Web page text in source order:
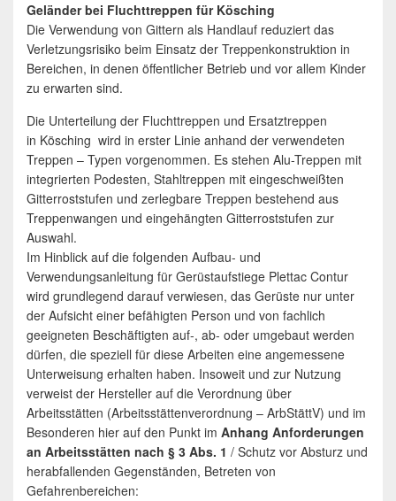
Geländer bei Fluchttreppen für Kösching
Die Verwendung von Gittern als Handlauf reduziert das
Verletzungsrisiko beim Einsatz der Treppenkonstruktion in
Bereichen, in denen öffentlicher Betrieb und vor allem Kinder
zu erwarten sind.
Die Unterteilung der Fluchttreppen und Ersatztreppen
in Kösching wird in erster Linie anhand der verwendeten
Treppen – Typen vorgenommen. Es stehen Alu-Treppen mit
integrierten Podesten, Stahltreppen mit eingeschweißten
Gitterroststufen und zerlegbare Treppen bestehend aus
Treppenwangen und eingehängten Gitterroststufen zur
Auswahl.
Im Hinblick auf die folgenden Aufbau- und
Verwendungsanleitung für Gerüstaufstiege Plettac Contur
wird grundlegend darauf verwiesen, das Gerüste nur unter
der Aufsicht einer befähigten Person und von fachlich
geeigneten Beschäftigten auf-, ab- oder umgebaut werden
dürfen, die speziell für diese Arbeiten eine angemessene
Unterweisung erhalten haben. Insoweit und zur Nutzung
verweist der Hersteller auf die Verordnung über
Arbeitsstätten (Arbeitsstättenverordnung – ArbStättV) und im
Besonderen hier auf den Punkt im Anhang Anforderungen
an Arbeitsstätten nach § 3 Abs. 1 / Schutz vor Absturz und
herabfallenden Gegenständen, Betreten von
Gefahrenbereichen: